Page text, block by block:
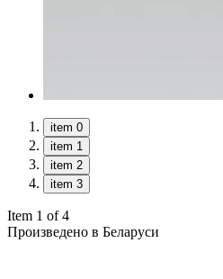
item 0
item 1
item 2
item 3
Item 1 of 4
Произведено в Беларуси